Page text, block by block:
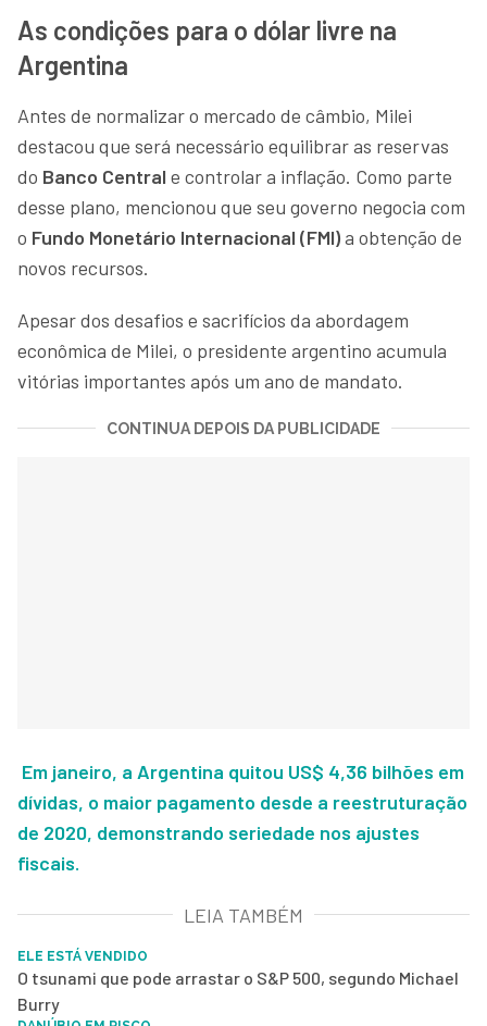
As condições para o dólar livre na
Argentina
Antes de normalizar o mercado de câmbio, Milei
destacou que será necessário equilibrar as reservas
do Banco Central e controlar a inflação. Como parte
desse plano, mencionou que seu governo negocia com
o Fundo Monetário Internacional (FMI)a obtenção de
novos recursos.
Apesar dos desafios e sacrifícios da abordagem
econômica de Milei, o presidente argentino acumula
vitórias importantes após um ano de mandato.
CONTINUA DEPOIS DA PUBLICIDADE
Em janeiro, a Argentina quitou US$ 4,36 bilhões em
dívidas, o maior pagamento desde a reestruturação
de 2020, demonstrando seriedade nos ajustes
fiscais.
LEIA TAMBÉM
ELE ESTÁ VENDIDO
O tsunami que pode arrastar o S&P 500, segundo Michael
Burry